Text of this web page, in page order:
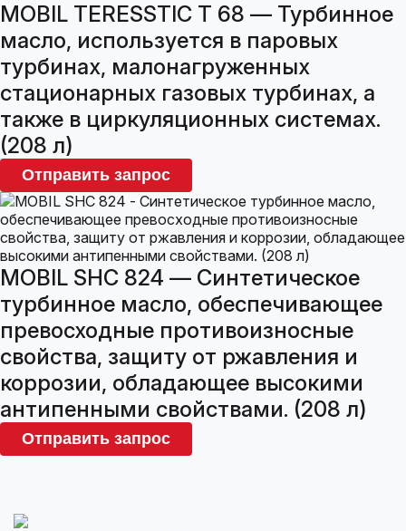
MOBIL TERESSTIC T 68 — Турбинное
масло, используется в паровых
турбинах, малонагруженных
стационарных газовых турбинах, а
также в циркуляционных системах.
(208 л)
Отправить запрос
MOBIL SHC 824 — Синтетическое
турбинное масло, обеспечивающее
превосходные противоизносные
свойства, защиту от ржавления и
коррозии, обладающее высокими
антипенными свойствами. (208 л)
Отправить запрос